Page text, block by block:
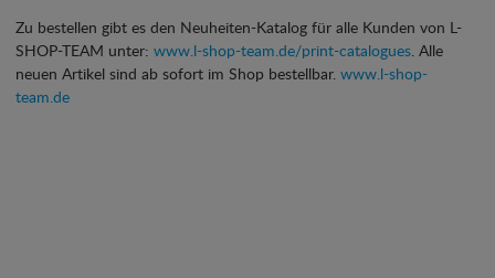
Zu bestellen gibt es den Neuheiten-Katalog für alle Kunden von L-
SHOP-TEAM unter: www.l-shop-team.de/print-catalogues . Alle
neuen Artikel sind ab sofort im Shop bestellbar. www.l-shop-
team.de